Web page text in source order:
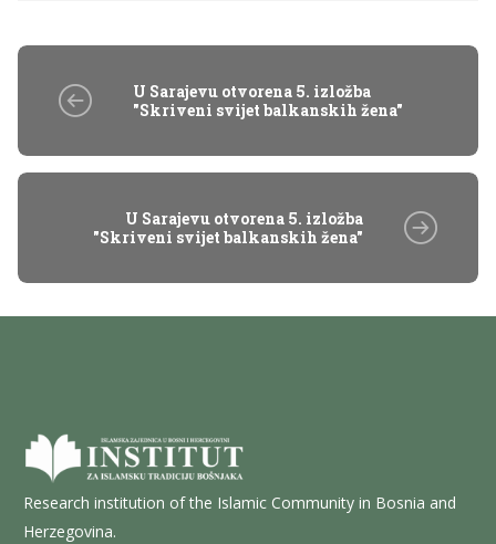
U Sarajevu otvorena 5. izložba
"Skriveni svijet balkanskih žena"
U Sarajevu otvorena 5. izložba
"Skriveni svijet balkanskih žena"
Research institution of the Islamic Community in Bosnia and
Herzegovina.